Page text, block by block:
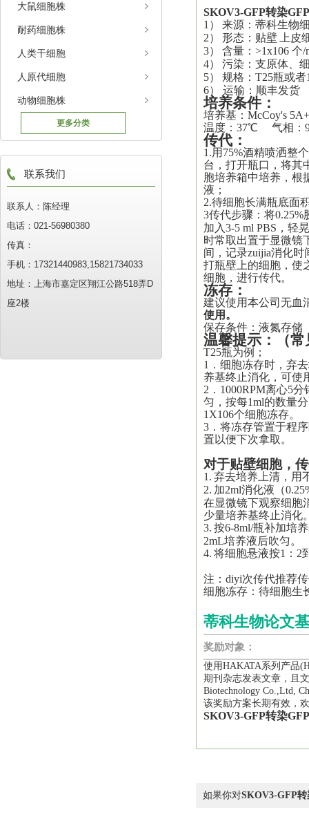
大鼠细胞株
耐药细胞株
人类干细胞
人原代细胞
动物细胞株
更多分类
联系我们
联系人：陈经理
电话：021-56980380
传真：
手机：17321440983,15821734033
地址：上海市嘉定区翔江公路518弄D
座2楼
SKOV3-GFP转染
1）
来源：蒂科生物
2）
形态： 贴壁
上皮
3）
含量：>1x106 个/
4）
污染：支原体、
5）
规格：T25瓶或
6） 运输：顺丰发货
培养条件：
培养基： McCoy's
温度：37℃ 气相：
传代 ：
1.用75%酒精喷洒整
台，打开瓶口，将其
胞培养箱中培养，根
液 ；
2.待细胞长满瓶底面
3传代步骤：将0.25%
加入3-5 ml PBS，轻
时常取出置于显微镜
间，记录zuijia消化时
打瓶壁上的细胞，使
细胞，进行传代。
冻存：
建议使用本公司无血
使用。
保存条件：液氮存储
温馨提示 ： （
T25瓶为例；
1．细胞冻存时，弃
养基终止消化，可使
2．1000RPM离心5
匀，按每1ml的数量
1X106个细胞冻存。
3．将冻存管置于程
置以便下次拿取。
对于贴壁细胞，
1. 弃去培养上清，用
2. 加2ml消化液（
在显微镜下观察细胞
少量培养基终止消化
3. 按6-8ml/瓶补加培
2mL培养液后吹匀。
4. 将细胞悬液按1：2
注： diyi次传代推荐
细胞冻存：待细胞生
蒂科生物论文
奖励对象：
使用HAKATA系列产品
期刊杂志发表文章，且
Biotechnology Co.,Ltd,
该奖励方案长期有效，
SKOV3-GFP转染
如果你对SKOV3-GFP